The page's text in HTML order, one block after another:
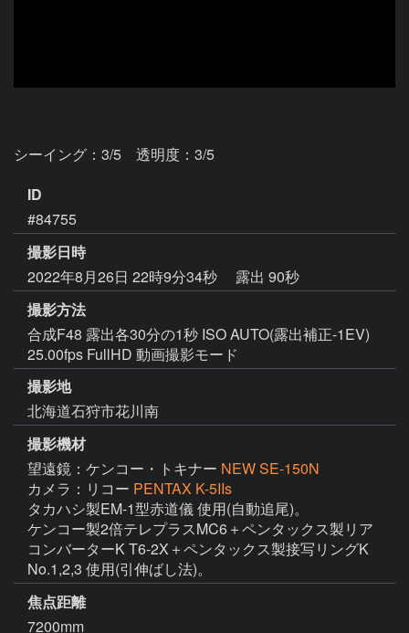
シーイング：3/5　透明度：3/5
ID
#84755
撮影日時
2022年8月26日 22時9分34秒
露出 90秒
撮影方法
合成F48 露出各30分の1秒 ISO AUTO(露出補正-1EV)
25.00fps FullHD 動画撮影モード
撮影地
北海道石狩市花川南
撮影機材
望遠鏡：ケンコー・トキナー NEW SE-150N
カメラ：リコー PENTAX K-5IIs
タカハシ製EM-1型赤道儀 使用(自動追尾)。
ケンコー製2倍テレプラスMC6＋ペンタックス製リア
コンバーターK T6-2X＋ペンタックス製接写リングK
No.1,2,3 使用(引伸ばし法)。
焦点距離
7200mm